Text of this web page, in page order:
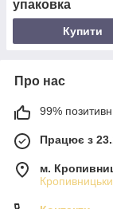
упаковка
Купити
Про нас
99%
Працює з
м.